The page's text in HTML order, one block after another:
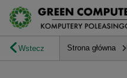
Wstecz Strona główna